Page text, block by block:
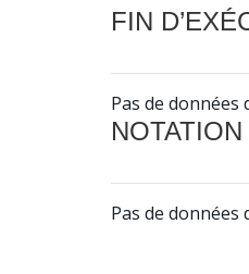
FIN
Pas de données
Pas de données